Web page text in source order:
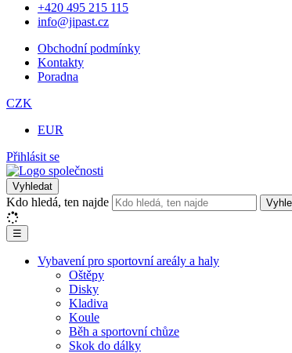
+420 495 215 115
info@jipast.cz
Obchodní podmínky
Kontakty
Poradna
CZK
EUR
Přihlásit se
Vyhledat
Kdo hledá, ten najde
☰
Vybavení pro sportovní areály a haly
Oštěpy
Disky
Kladiva
Koule
Běh a sportovní chůze
Skok do dálky